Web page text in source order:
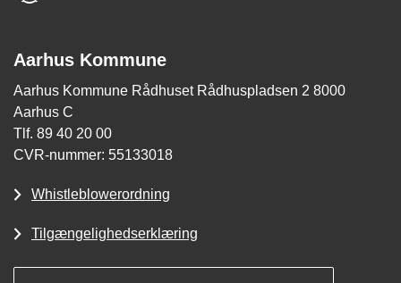
Aarhus Kommune
Aarhus Kommune Rådhuset Rådhuspladsen 2 8000
Aarhus C
Tlf. 89 40 20 00
CVR-nummer: 55133018
Whistleblowerordning
Tilgængelighedserklæring